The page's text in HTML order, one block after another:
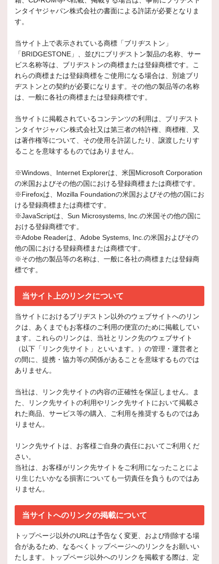
ンタイヤジャパン株式会社の書面による許諾が必要となりま
す。
当サイト上で表示されている商標「ブリヂストン」
「BRIDGESTONE」、並びにブリヂストン製品の名称、サー
ビス名称等は、ブリヂストンの商標または登録商標です。こ
れらの商標または登録商標をご使用になる場合は、別途ブリ
ヂストンとの契約が必要になります。その他の製品等の名称
は、一般に各社の商標または登録商標です。
当サイトに掲載されているコンテンツの利用は、ブリヂスト
ンタイヤジャパン株式会社又は第三者の特許権、商標権、又
は著作権等について、その使用を許諾したり、譲渡したりす
ることを意味するものではありません。
※Windows、Internet Explorerは、米国Microsoft Corporation
の米国およびその他の国における登録商標または商標です。
※Firefoxは、Mozilla Foundationの米国およびその他の国にお
ける登録商標または商標です。
※JavaScriptは、Sun Microsystems, Inc.の米国その他の国に
おける登録商標です。
※Adobe Readerは、Adobe Systems, Inc.の米国およびその
他の国における登録商標または商標です。
※その他の製品等の名称は、一般に各社の商標または登録商
標です。
当サイト上のリンクについて
当サイトにおけるブリヂストン以外のウェブサイトへのリン
クは、あくまでもお客様のご利用の便宜のために掲載してい
ます。これらのリンクは、当社とリンク先のウェブサイト
（以下「リンク先サイト」といいます。）の管理・運営者と
の間に、提携・協力等の関係があることを意味するものでは
ありません。
当社は、リンク先サイトの内容の正確性を保証しません。ま
た、リンク先サイトの利用やリンク先サイトにおいて掲載さ
れた商品、サービス等の購入、ご利用を推奨するものではあ
りません。
リンク先サイトは、お客様ご自身の責任においてご利用くだ
さい。
当社は、お客様がリンク先サイトをご利用になったことによ
り生じたいかなる損害についても一切責任を負うものではあ
りません。
当サイトへのリンクの掲載について
トップページ以外のURLは予告なく変更、および削除する場
合があるため、なるべくトップページへのリンクをお願いい
たします。トップページ以外へのリンクを掲載する際は、定